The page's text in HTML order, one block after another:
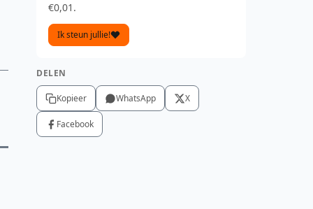
€0,01.
Ik steun jullie!
DELEN
Kopieer WhatsApp X
Facebook